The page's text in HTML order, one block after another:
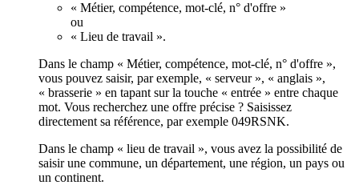
« Métier, compétence, mot-clé, n° d'offre »
ou
« Lieu de travail ».
Dans le champ « Métier, compétence, mot-clé, n° d'offre »,
vous pouvez saisir, par exemple, « serveur », « anglais »,
« brasserie » en tapant sur la touche « entrée » entre chaque
mot. Vous recherchez une offre précise ? Saisissez
directement sa référence, par exemple 049RSNK.
Dans le champ « lieu de travail », vous avez la possibilité de
saisir une commune, un département, une région, un pays ou
un continent.